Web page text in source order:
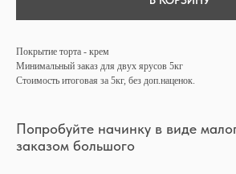
Покрытие торта - крем
Минимальный заказ для двух ярусов 5кг
Стоимость итоговая за 5кг, без доп.наценок.
Попробуйте начинку в виде
заказом большого